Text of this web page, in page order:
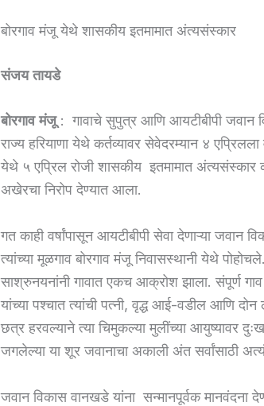
बोरगाव मंजू येथे शासकीय इतमामात अंत्यसंस्कार
संजय तायडे
बोरगाव मंजू: गावाचे सुपुत्र आणि आयटीबीपी जवान
राज्य हरियाणा येथे कर्तव्यावर सेवेदरम्यान ४
येथे ५ एप्रिल रोजी शासकीय इतमामात अंत्यसंस्कार
अखेरचा निरोप देण्यात आला.
गत काही वर्षांपासून आयटीबीपी सेवा देणाऱ्या जवान
त्यांच्या मूळगाव बोरगाव मंजू निवासस्थानी येथे
साश्रुनयनांनी गावात एकच आक्रोश झाला. संपूर्ण
यांच्या पश्चात त्यांची पत्नी, वृद्ध आई-वडील आणि
छत्र हरवल्याने त्या चिमुकल्या मुलींच्या आयुष्यावर
जगलेल्या या शूर जवानाचा अकाली अंत सर्वांसाठी
जवान विकास वानखडे यांना सन्मानपूर्वक मानवंदना